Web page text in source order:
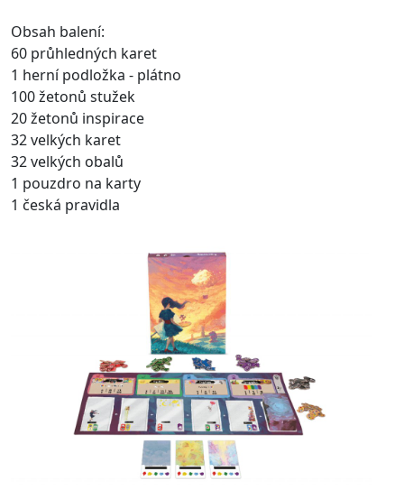
Obsah balení:
60 průhledných karet
1 herní podložka - plátno
100 žetonů stužek
20 žetonů inspirace
32 velkých karet
32 velkých obalů
1 pouzdro na karty
1 česká pravidla